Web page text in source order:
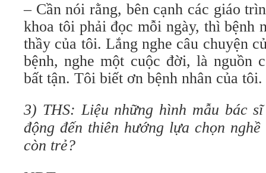
– Cần nói rằng, bên cạnh các giáo
khoa tôi phải đọc mỗi ngày, thì bệnh
thầy của tôi. Lắng nghe câu chuyện
bệnh, nghe một cuộc đời, là nguồn
bất tận. Tôi biết ơn bệnh nhân của tôi.
3) THS: Liệu những hình mẫu bác
động đến thiên hướng lựa chọn
còn trẻ?